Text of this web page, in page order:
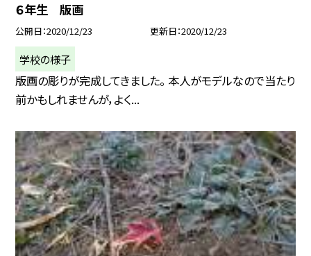
６年生 版画
公開日 2020/12/23 更新日 2020/12/23
学校の様子
版画の彫りが完成してきました。 本人がモデルなので当たり
前かもしれませんが，よく...